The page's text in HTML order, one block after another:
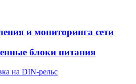
и мониторинга сети
блоки питания
на DIN-рельс